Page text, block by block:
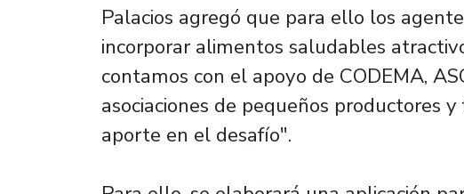
Palacios agregó que para ello los
incorporar alimentos saludables
contamos con el apoyo de CODEMA,
asociaciones de pequeños productores
aporte en el desafío".